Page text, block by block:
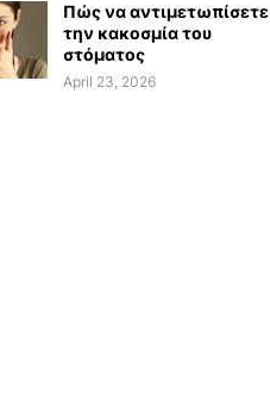
Πώς να αντιμετωπίσετε
την κακοσμία του
στόματος
April 23, 2026